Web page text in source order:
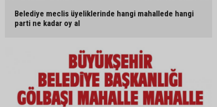
Belediye meclis üyeliklerinde hangi mahallede hangi
parti ne kadar oy al